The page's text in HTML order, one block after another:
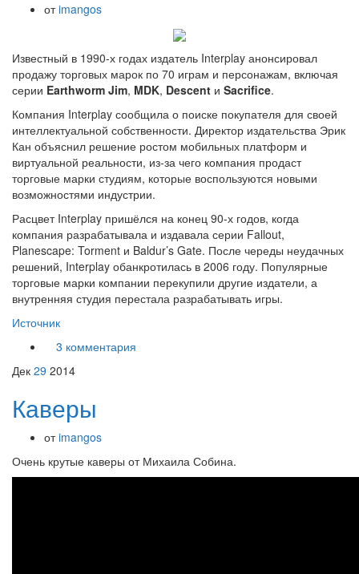
отimangos
Известный в 1990-х годах издатель Interplay анонсировал
продажу торговых марок по 70 играм и персонажам, включая
серии Earthworm Jim, MDK, Descent и Sacrifice.
Компания Interplay сообщила о поиске покупателя для своей
интеллектуальной собственности. Директор издательства Эрик
Кан объяснил решение ростом мобильных платформ и
виртуальной реальности, из-за чего компания продаст
торговые марки студиям, которые воспользуются новыми
возможностями индустрии.
Расцвет Interplay пришёлся на конец 90-х годов, когда
компания разрабатывала и издавала серии Fallout,
Planescape: Torment и Baldur’s Gate. После череды неудачных
решений, Interplay обанкротилась в 2006 году. Популярные
торговые марки компании перекупили другие издатели, а
внутренняя студия перестала разрабатывать игры.
Источник
3 комментария
Дек 29 2014
Каверы
отimangos
Очень крутые каверы от Михаила Собина.